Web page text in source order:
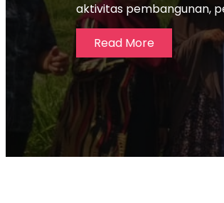
aktivitas pembangunan,
Read More